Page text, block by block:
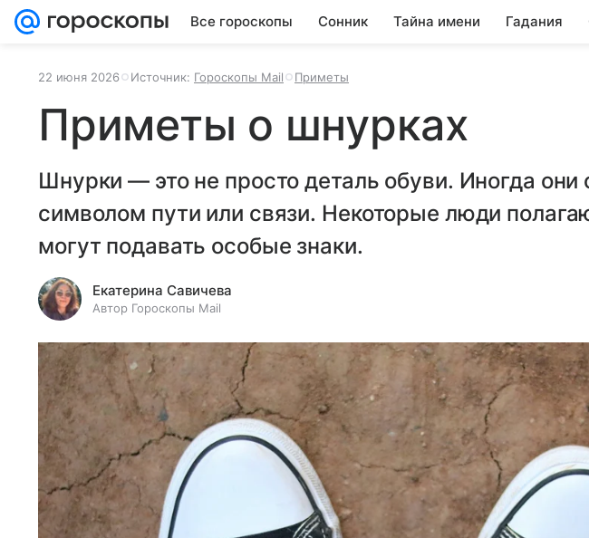
Все гороскопы Сонник Тайна имени Гадания
22 июня 2026 Источник: Гороскопы Mail Приметы
Приметы о шнурках
Шнурки — это не просто деталь обуви. Иногда они
символом пути или связи. Некоторые люди
могут подавать особые знаки.
Екатерина Савичева
Автор Гороскопы Mail